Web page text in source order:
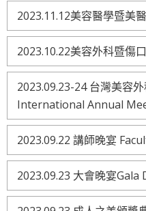
2023.11.12美容醫學暨美
2023.10.22美容外科暨傷
2023.09.23-24 台灣美容
International Annual
2023.09.22 講師晚宴
2023.09.23 大會晚宴Gala